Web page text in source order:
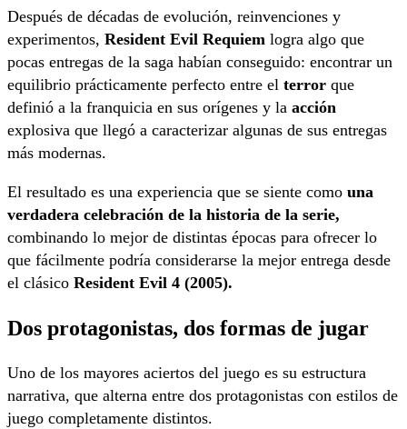
Después de décadas de evolución, reinvenciones y
experimentos, Resident Evil Requiem logra algo que
pocas entregas de la saga habían conseguido: encontrar un
equilibrio prácticamente perfecto entre el terror que
definió a la franquicia en sus orígenes y la acción
explosiva que llegó a caracterizar algunas de sus entregas
más modernas.
El resultado es una experiencia que se siente como una
verdadera celebración de la historia de la serie,
combinando lo mejor de distintas épocas para ofrecer lo
que fácilmente podría considerarse la mejor entrega desde
el clásico Resident Evil 4 (2005).
Dos protagonistas, dos formas de jugar
Uno de los mayores aciertos del juego es su estructura
narrativa, que alterna entre dos protagonistas con estilos de
juego completamente distintos.